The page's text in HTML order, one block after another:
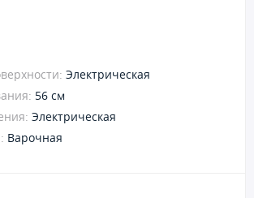
Электрическая
56 см
Электрическая
Варочная